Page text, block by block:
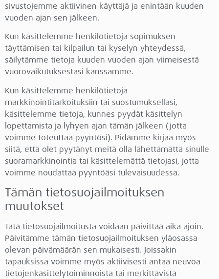
sivustojemme aktiivinen käyttäjä ja enintään kuuden
vuoden ajan sen jälkeen.
Kun käsittelemme henkilötietoja sopimuksen
täyttämisen tai kilpailun tai kyselyn yhteydessä,
säilytämme tietoja kuuden vuoden ajan viimeisestä
vuorovaikutuksestasi kanssamme.
Kun käsittelemme henkilötietoja
markkinointitarkoituksiin tai suostumuksellasi,
käsittelemme tietoja, kunnes pyydät käsittelyn
lopettamista ja lyhyen ajan tämän jälkeen (jotta
voimme toteuttaa pyyntösi). Pidämme kirjaa myös
siitä, että olet pyytänyt meitä olla lähettämättä sinulle
suoramarkkinointia tai käsittelemättä tietojasi, jotta
voimme noudattaa pyyntöäsi tulevaisuudessa.
Tämän tietosuojailmoituksen
muutokset
Tätä tietosuojailmoitusta voidaan päivittää aika ajoin.
Päivitämme tämän tietosuojailmoituksen yläosassa
olevan päivämäärän sen mukaisesti. Joissakin
tapauksissa voimme myös aktiivisesti antaa neuvoa
tietojenkäsittelytoiminnoista tai merkittävistä